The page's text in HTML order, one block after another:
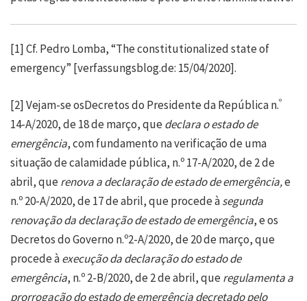
[1]Cf. Pedro Lomba, “The constitutionalized state of
emergency” [verfassungsblog.de: 15/04/2020].
[2]Vejam-se osDecretos do Presidente da República n.º
14-A/2020, de 18 de março, quedeclara o estado de
emergência, com fundamento na verificação de uma
situação de calamidade pública, n.º 17-A/2020, de 2 de
abril, querenova a declaração de estado de emergência,e
n.º 20-A/2020, de 17 de abril, que procede àsegunda
renovação da declaração de estado de emergência, e os
Decretos do Governo n.º2-A/2020, de 20 de março, que
procede àexecução da declaração do estado de
emergência, n.º 2-B/2020, de 2 de abril, queregulamenta a
prorrogação do estado de emergência decretado pelo